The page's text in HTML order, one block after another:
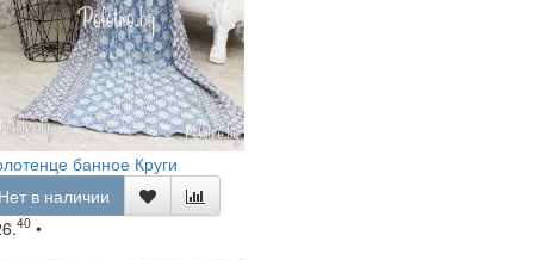
банное Круги
в наличии
40 •